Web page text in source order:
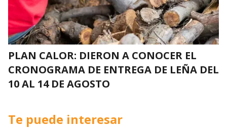
PLAN CALOR: DIERON A CONOCER EL
CRONOGRAMA DE ENTREGA DE LEÑA DEL
10 AL 14 DE AGOSTO
Te puede interesar